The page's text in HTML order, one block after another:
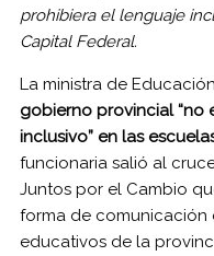
prohibiera el lenguaje
Capital Federal.
La ministra de
gobierno provincial “no
inclusivo” en las
funcionaria salió al
Juntos por el Cambio
forma de comunicación
educativos de la